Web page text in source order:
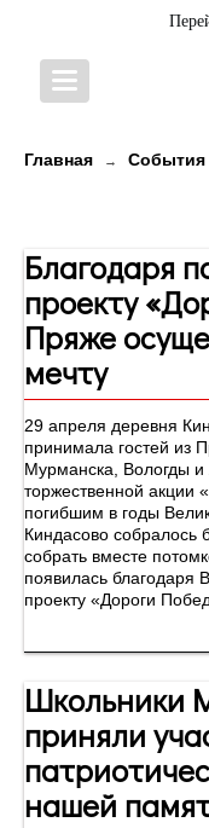
Главная → События
Благодаря
проекту
Пряже
мечту
29 апреля деревня
принимала гостей из
Мурманска, Вологды и
торжественной акции
погибшим в годы
Киндасово собралось
собрать вместе
появилась благодаря
проекту «Дороги
Школьники
приняли
нашей